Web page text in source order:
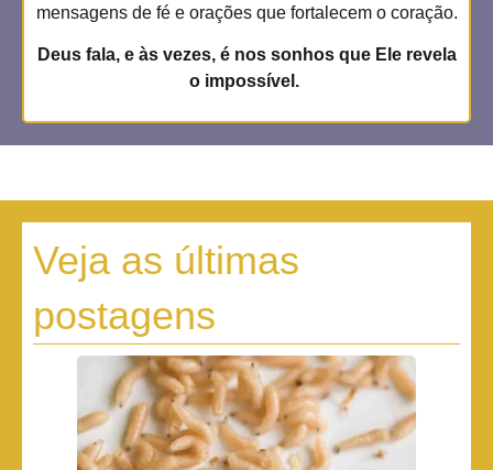
mensagens de fé e orações que fortalecem o coração.
Deus fala, e às vezes, é nos sonhos que Ele revela
o impossível.
Veja as últimas
postagens